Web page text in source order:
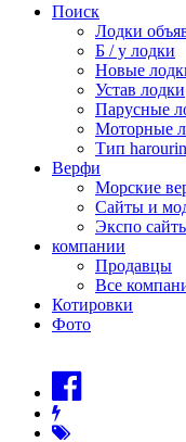
Поиск
Лодки
Б / у лодки
Новые
Устав лодки
Парусные
Моторные
Тип
Верфи
Морские
Сайты и
Экспо
компании
Продавцы
Все
Котировки
Фото